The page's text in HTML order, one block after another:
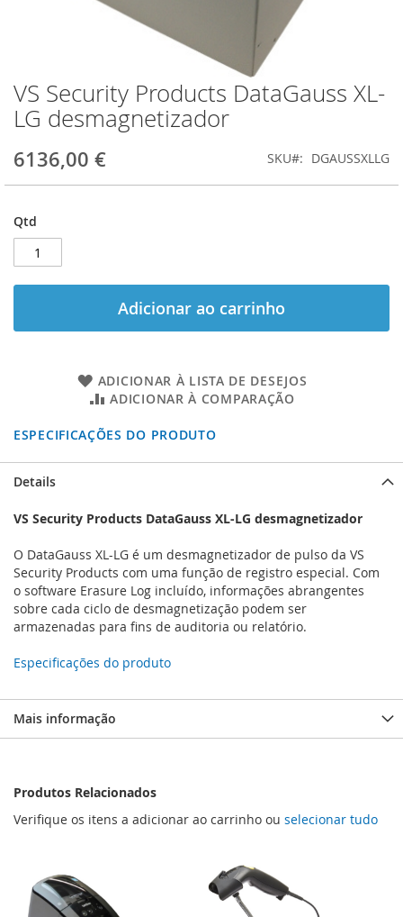
VS Security Products DataGauss XL-
LG desmagnetizador
6136,00 € SKU DGAUSSXLLG
Qtd
Adicionar ao carrinho
ADICIONAR À LISTA DE DESEJOS
ADICIONAR À COMPARAÇÃO
ESPECIFICAÇÕES DO PRODUTO
Saltar
para
o
da
imagens
Details
VS Security Products DataGauss XL-LG desmagnetizador
O DataGauss XL-LG é um desmagnetizador de pulso da VS
Security Products com uma função de registro especial. Com
o software Erasure Log incluído, informações abrangentes
sobre cada ciclo de desmagnetização podem ser
armazenadas para fins de auditoria ou relatório.
Especificações do produto
Mais informação
Produtos Relacionados
Verifique os itens a adicionar ao carrinho ou selecionar tudo